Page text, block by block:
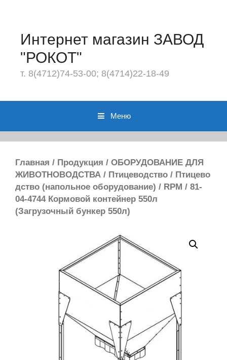
содержимому
Интернет магазин ЗАВОД
"РОКОТ"
т. 8(4712)74-53-00; 8(4714)22-18-49
Меню
Главная / Продукция / ОБОРУДОВАНИЕ ДЛЯ
ЖИВОТНОВОДСТВА / Птицеводство / Птицево
дство (напольное оборудование) / RPM / 81-
04-4744 Кормовой контейнер 550л
(Загрузочный бункер 550л)